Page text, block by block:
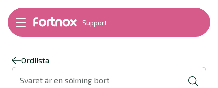
Support
Bokföring
Fakturering
Byt till Fortnox
Ordlista
Svaret är en sökning bort